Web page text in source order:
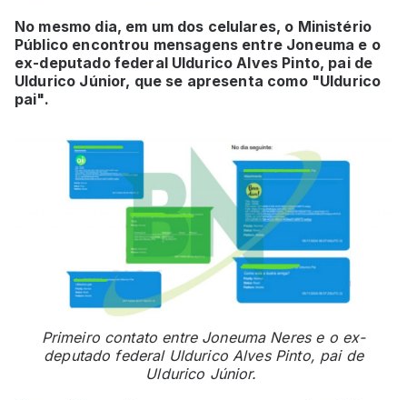
No mesmo dia, em um dos celulares, o Ministério
Público encontrou mensagens entre Joneuma e o
ex-deputado federal Uldurico Alves Pinto, pai de
Uldurico Júnior, que se apresenta como "Uldurico
pai".
Primeiro contato entre Joneuma Neres e o ex-
deputado federal Uldurico Alves Pinto, pai de
Uldurico Júnior.